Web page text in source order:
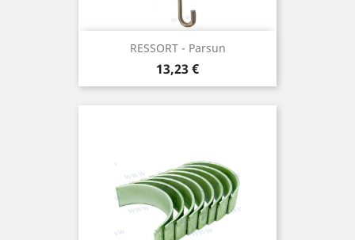
RESSORT - Parsun
Prix
13,23 €